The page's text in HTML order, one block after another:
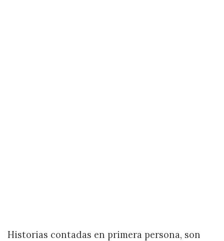
Historias contadas en primera persona, son